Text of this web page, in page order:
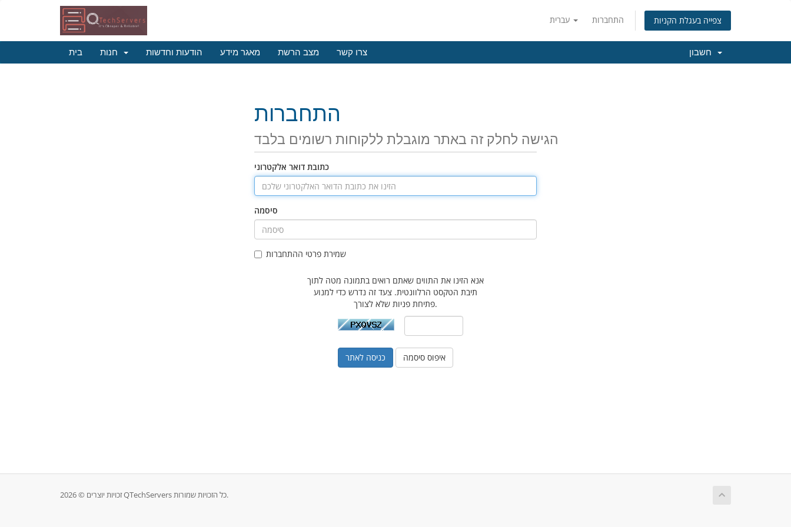
התחברות צפייה בעגלת הקניות
בית הודעות וחדשות מאגר מידע מצב הרשת צרו קשר
התחברות
הגישה לחלק זה באתר מוגבלת ללקוחות רשומים בלבד
כתובת דואר אלקטרוני
סיסמה
שמירת פרטי ההתחברות
אנא הזינו את התווים שאתם רואים בתמונה מטה לתוך
תיבת הטקסט הרלוונטית. צעד זה נדרש כדי למנוע
פתיחת פניות שלא לצורך.
איפוס סיסמה
זכויות יוצרים © 2026 QTechServers כל הזכויות שמורות.